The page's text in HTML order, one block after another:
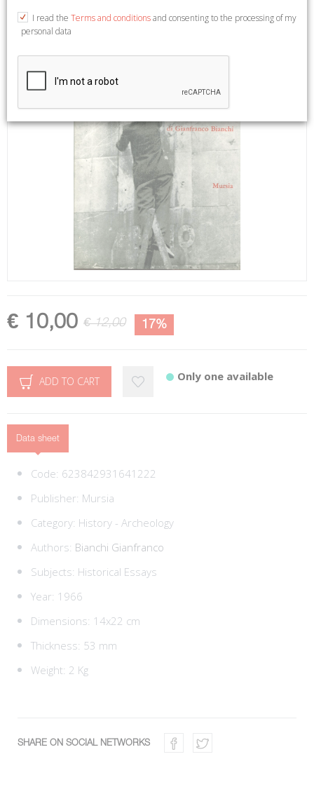
€ 10,00 € 12,00 17%
ADD TO CART Only one available
Data sheet
Code: 623842931641222
Publisher: Mursia
Category: History - Archeology
Authors: Bianchi Gianfranco
Subjects: Historical Essays
Year: 1966
Dimensions: 14x22 cm
Thickness: 53 mm
Weight: 2 Kg
SHARE ON SOCIAL NETWORKS
I read the Terms and conditionsand consenting to the processing of my
personal data